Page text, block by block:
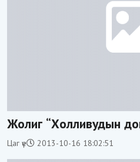
Жолиг “Холливудын
Цаг үе 2013-10-16 18:02:51